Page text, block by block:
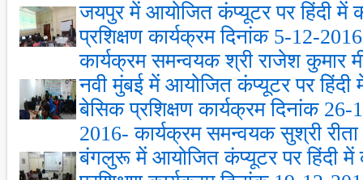
जयपुर में आयोजित कंप्‍यूटर पर हिंदी
प्रशिक्षण कार्यक्रम दिनांक 5-12-
कार्यक्रम समन्‍वयक श्री राजेश कुमार
नवी मुंबई में आयोजित कंप्‍यूटर पर
बेसिक प्रशिक्षण कार्यक्रम दिनांक
2016- कार्यक्रम समन्‍वयक सुश्री रीता
बंगलुरू में आयोजित कंप्‍यूटर पर हिंदी